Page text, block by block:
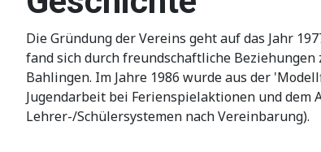
Die Gründung der Vereins geht auf das Jahr
fand sich durch freundschaftliche
Bahlingen. Im Jahre 1986 wurde aus der
Jugendarbeit bei Ferienspielaktionen und
Lehrer-/Schülersystemen nach Vereinbarung).